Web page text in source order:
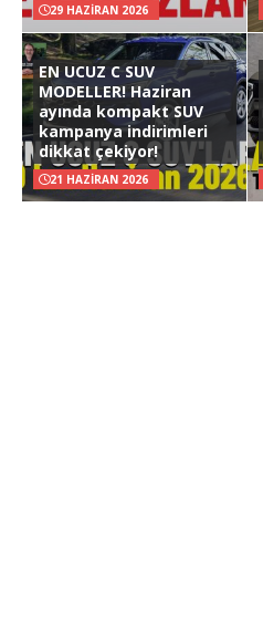
29 HAZIRAN 2026
EN UCUZ C SUV
MODELLER! Haziran
ayında kompakt SUV
kampanya indirimleri
dikkat çekiyor!
21 HAZIRAN 2026